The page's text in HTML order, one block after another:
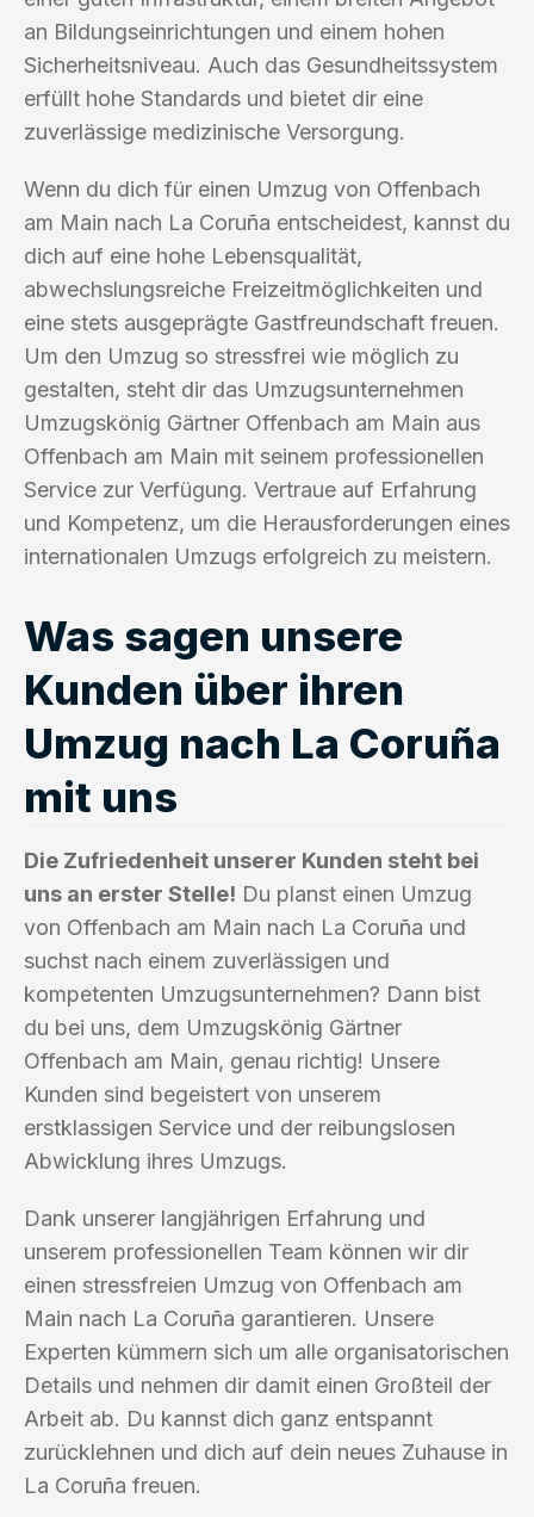
an Bildungseinrichtungen und einem hohen
Sicherheitsniveau. Auch das Gesundheitssystem
erfüllt hohe Standards und bietet dir eine
zuverlässige medizinische Versorgung.
Wenn du dich für einen Umzug von Offenbach
am Main nach La Coruña entscheidest, kannst du
dich auf eine hohe Lebensqualität,
abwechslungsreiche Freizeitmöglichkeiten und
eine stets ausgeprägte Gastfreundschaft freuen.
Um den Umzug so stressfrei wie möglich zu
gestalten, steht dir das Umzugsunternehmen
Umzugskönig Gärtner Offenbach am Main aus
Offenbach am Main mit seinem professionellen
Service zur Verfügung. Vertraue auf Erfahrung
und Kompetenz, um die Herausforderungen eines
internationalen Umzugs erfolgreich zu meistern.
Was sagen unsere
Kunden über ihren
Umzug nach La Coruña
mit uns
Die Zufriedenheit unserer Kunden steht bei
uns an erster Stelle! Du planst einen Umzug
von Offenbach am Main nach La Coruña und
suchst nach einem zuverlässigen und
kompetenten Umzugsunternehmen? Dann bist
du bei uns, dem Umzugskönig Gärtner
Offenbach am Main, genau richtig! Unsere
Kunden sind begeistert von unserem
erstklassigen Service und der reibungslosen
Abwicklung ihres Umzugs.
Dank unserer langjährigen Erfahrung und
unserem professionellen Team können wir dir
einen stressfreien Umzug von Offenbach am
Main nach La Coruña garantieren. Unsere
Experten kümmern sich um alle organisatorischen
Details und nehmen dir damit einen Großteil der
Arbeit ab. Du kannst dich ganz entspannt
zurücklehnen und dich auf dein neues Zuhause in
La Coruña freuen.